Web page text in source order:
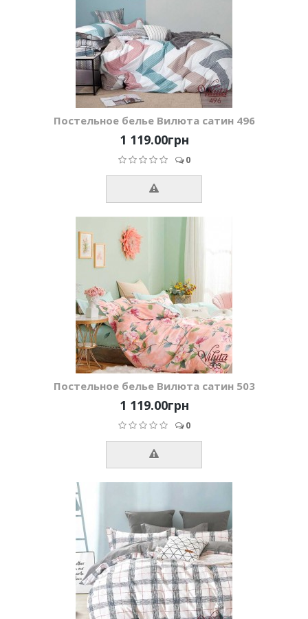
Постельное белье Вилюта сатин 496
1 119.00грн
0
Постельное белье Вилюта сатин 503
1 119.00грн
0